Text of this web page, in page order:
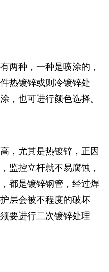
两种，一种是喷涂的，
热镀锌或则冷镀锌处
，也可进行颜色选择。
，尤其是热镀锌，正因
监控立杆就不易腐蚀，
都是镀锌钢管，经过焊
层会被不程度的破坏
要进行二次镀锌处理